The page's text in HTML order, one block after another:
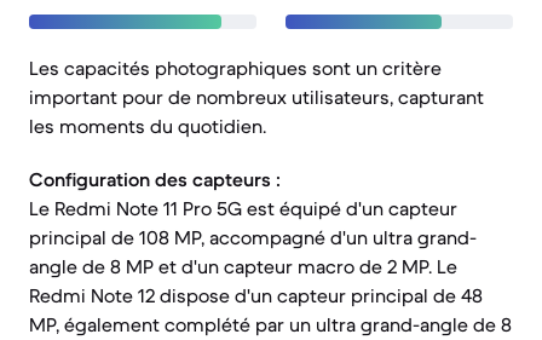
Les capacités photographiques sont un critère
important pour de nombreux utilisateurs, capturant
les moments du quotidien.
Configuration des capteurs :
Le Redmi Note 11 Pro 5G est équipé d'un capteur
principal de 108 MP, accompagné d'un ultra grand-
angle de 8 MP et d'un capteur macro de 2 MP. Le
Redmi Note 12 dispose d'un capteur principal de 48
MP, également complété par un ultra grand-angle de 8